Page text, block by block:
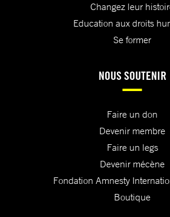
Changez leur
Education aux droits
Se former
NOUS SOUTENIR
Faire un don
Devenir membre
Faire un legs
Devenir mécène
Fondation Amnesty
Boutique